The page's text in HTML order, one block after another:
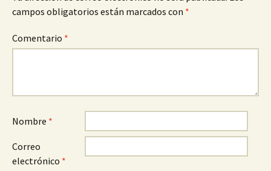
campos obligatorios están marcados con *
Comentario *
Nombre *
Correo
electrónico *